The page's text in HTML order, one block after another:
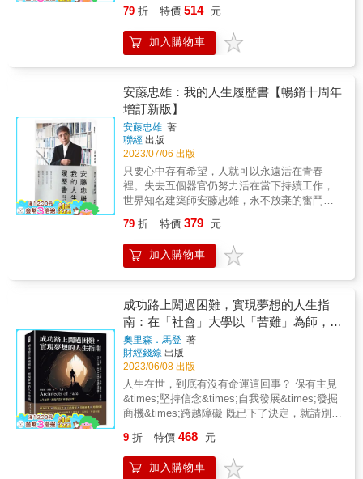
設計始終留一手，即使磚塊的排列方式明顯可
團。 & 看「文藝復興建築之父」的崛起，也
看中世紀的庶民生活 本書細緻地重現文藝復興
發源地佛羅倫斯，在十五世紀，歷經鼠疫、戰
爭與政治鬥爭的歷史背景。帶你看見日後因圓
頂而被尊為「文藝復興建築之父」的布魯內列
斯基，如何從眾人眼中的瘋子，成為公認的天
才設計師，即使遭到同儕的較勁與陷害，還是
在當代建築方法完全無法應用的情況下， 打造
出史無前例的經典建築結構。不僅是世界遺產
百花聖母大教堂的建造過程，也是一部人性交
織的複雜故事。 & 各界好評 「作者不只講述天
才布魯內列斯基的故事，也呈現了 15 世紀義大
利的艱困生活。」 ―《柯克斯書評》 「一
幅展現人類工程奇蹟的拼貼畫。」 ―《紐約時
報》書評
外人眼中，安藤忠雄是個嚴以律己，也嚴以待
程回家，他覺得「『年輕』這個特質本身真的
很棒。有體力，也有夢想」；當我們抱怨工作
難找，薪資太低的時候，他卻淡定的說：「工
為「科技始終來自於人性」，他卻偏偏覺得就
是要「刻意不方便」，因為「當面親自和對方
溝通，經常會找到度過難關的線索，讓工作進
行得更順利。」諸如此類的特殊觀點，往往予
人一種當頭棒喝、恍然大悟的感受。 本書且看
安藤忠雄暢談自己的人生經驗，與孩提時代直
到今日在世界各地工作的經過；亦看到他對建
築的熱情與理想，乃至對社會和自然環境的關
百年後想要成為建築師的年輕人！
跑！建築大師隈研吾親自執筆 「建築師以外的
人，也應該閱讀這本關於人生的書」 徹底解析
55件代表作，完整了解大師心中的美學世界 這
這樣成為「社會人士」， 在混亂充滿對立的新
世界，保持挑戰精神，開始奔跑。 「建築是信
用的產物，倘若不一塊一塊細心堆築名為信用
的磚頭，就不會有人請我打造建築，無法一蹴
可幾或越級而上。所以建築師必須有著長跑選
手般的體力、跑法、意志力，才能咬緊牙關，
持續創造出好的作品、讓人喜悅的建築。」 隈
研吾從不拘泥於作品的大或小，在他眼中，建
築物的大小都是構築成日常風景再重要不過的
存在，他的作品呈現中沒有框架，更極力打造
自然的特質。 《全仕事》不僅記錄了他對建築
的想法，同時也是他完成工作後的自我省思，
更是他重新梳理截至今日職人生涯的回首。曾
如今更關懷人與人之間、自然與永續的未來。
身為一名國際建築師，他所有的建築作品、全
部的工作，見證也映照了時代。
79 折 特價 514 元
加入購物車
安藤忠雄：我的人生履歷書【暢銷十周年
增訂新版】
安藤忠雄 著
聯經 出版
2023/07/06 出版
只要心中存有希望，人就可以永遠活在青春
裡。失去五個器官仍努力活在當下持續工作，
世界知名建築師安藤忠雄，永不放棄的奮鬥故
事★上市至今好評不斷，建築家、設計家等推
薦的必讀之作★安藤忠雄親自修訂，增補內容
與訪談，將這十年來的經歷毫無保留呈現沒有
不知道未來會發生什麼事，正因為如此，才想
用盡全力把每一天都好好活下去。」在大阪工
業區成長，從一個愛打架的小孩到走上建築之
路，安藤忠雄在《安藤忠雄：我的人生履歷
書》這本文集中，坦然闡述不斷與現實對抗的
建築家工作之真實面貌，紀錄生命中影響他許
多的良師益友與家庭故事，並誠實剖析面對各
類建築案的困難及奮鬥歷程，不改初心且期許
以一己之力擴散，為下一代帶來永不放棄的精
神和學習的熱誠。
79 折 特價 379 元
加入購物車
成功路上闖過困難，實現夢想的人生指
南：在「社會」大學以「苦難」為師，奧
里森.馬登的26堂人生課，跟著本書成為
命運的建築師！
奧里森．馬登 著
財經錢線 出版
2023/06/08 出版
人生在世，到底有沒有命運這回事？ 保有主見
&times;堅持信念&times;自我發展&times;發掘
商機&times;跨越障礙 既已下了決定，就請別再
下花朵吧，那樣你就不會走回頭路了！ 如果你
回過頭，就會看見每日綻放的花朵因沒人照料
而枯萎。」 & ▎只要再勇敢一點 古怪的人，往
9 折 特價 468 元
加入購物車